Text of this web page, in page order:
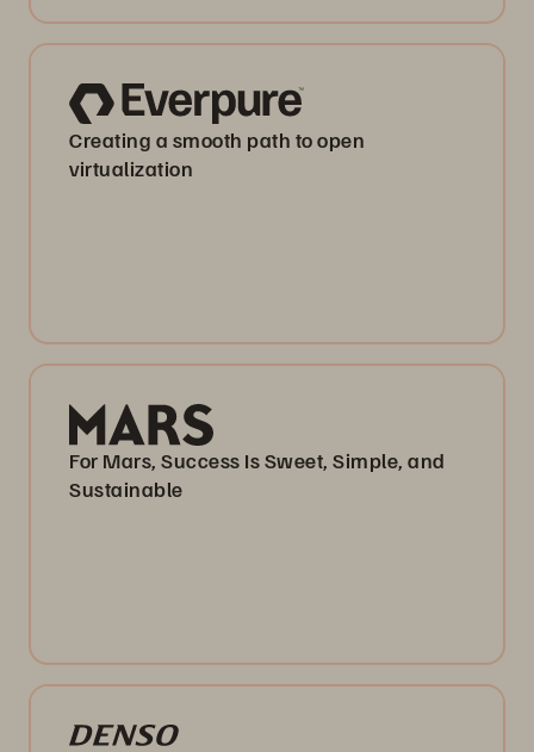
Creating a smooth path to open
virtualization
For Mars, Success Is Sweet, Simple, and
Sustainable